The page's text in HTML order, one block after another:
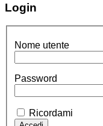
Login
Nome utente
Password
Ricordami